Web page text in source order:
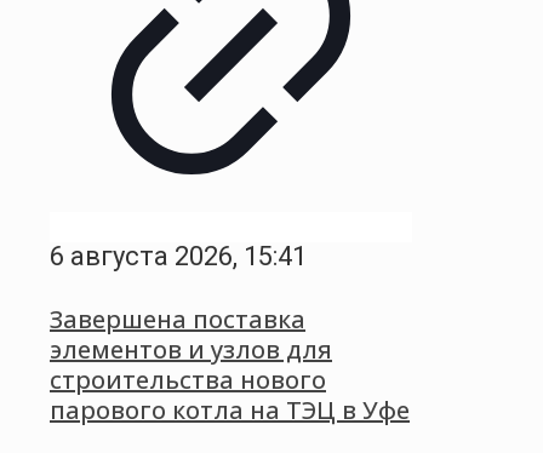
6 августа 2026, 15:41
Завершена поставка
элементов и узлов для
строительства нового
парового котла на ТЭЦ в Уфе